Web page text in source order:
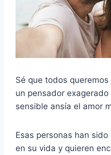
Sé que todos
un pensador
sensible ansía el amor
Esas personas han
en su vida y quieren